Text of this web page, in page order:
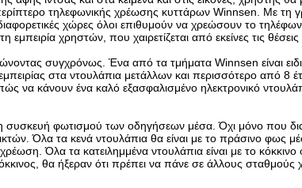
τηλεφωνικής χρέωσης κυττάρων Winnsen. Με τη
χώρες όλοι επιθυμούν να χρεώσουν το
χρηστών, που χαιρετίζεται από εκείνες τις
συγχρόνως. Ένα από τα τμήματα Winnsen είναι
στα ντουλάπια μετάλλων και περισσότερο από 8
να κάνουν ένα καλό εξασφαλισμένο ηλεκτρονικό
συσκευή φωτισμού των οδηγήσεων μέσα. Όχι μόνο που
Όλα τα κενά ντουλάπια θα είναι με το πράσινο φως
χρέωση. Όλα τα κατειλημμένα ντουλάπια είναι με το
θα ήξεραν ότι πρέπει να πάνε σε άλλους